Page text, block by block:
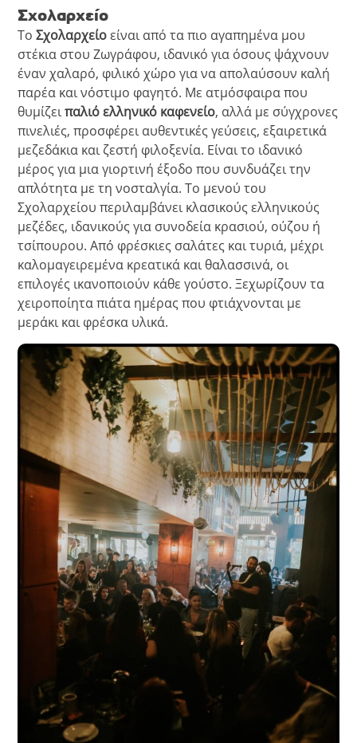
Σχολαρχείο
ΤοΣχολαρχείοείναι από τα πιο αγαπημένα μου
στέκια στου Ζωγράφου, ιδανικό για όσους ψάχνουν
έναν χαλαρό, φιλικό χώρο για να απολαύσουν καλή
παρέα και νόστιμο φαγητό. Με ατμόσφαιρα που
θυμίζειπαλιό ελληνικό καφενείο, αλλά με σύγχρονες
πινελιές, προσφέρει αυθεντικές γεύσεις, εξαιρετικά
μεζεδάκια και ζεστή φιλοξενία. Είναι το ιδανικό
μέρος για μια γιορτινή έξοδο που συνδυάζει την
απλότητα με τη νοσταλγία. Το μενού του
Σχολαρχείου περιλαμβάνει κλασικούς ελληνικούς
μεζέδες, ιδανικούς για συνοδεία κρασιού, ούζου ή
τσίπουρου. Από φρέσκιες σαλάτες και τυριά, μέχρι
καλομαγειρεμένα κρεατικά και θαλασσινά, οι
επιλογές ικανοποιούν κάθε γούστο. Ξεχωρίζουν τα
χειροποίητα πιάτα ημέρας που φτιάχνονται με
μεράκι και φρέσκα υλικά.